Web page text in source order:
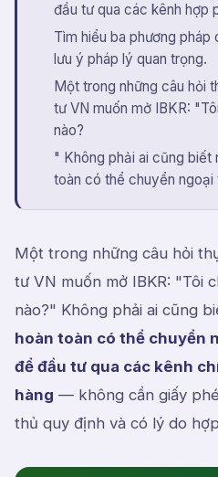
đầu tư qua các kênh hợp
Tìm hiểu ba phương pháp
lưu ý pháp lý quan trọng.
Một trong những câu hỏi
tư VN muốn mở IBKR:
nào?
" Không phải ai cũng biết
toàn có thể chuyển ngoại
Một trong những câu hỏi
tư VN muốn mở IBKR: "Tôi
nào?" Không phải ai cũng
hoàn toàn có thể chuyển
để đầu tư qua các kênh
hàng — không cần giấy
thủ quy định và có lý do